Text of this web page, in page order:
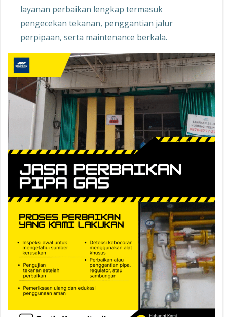
layanan perbaikan lengkap termasuk
pengecekan tekanan, penggantian jalur
perpipaan, serta maintenance berkala.